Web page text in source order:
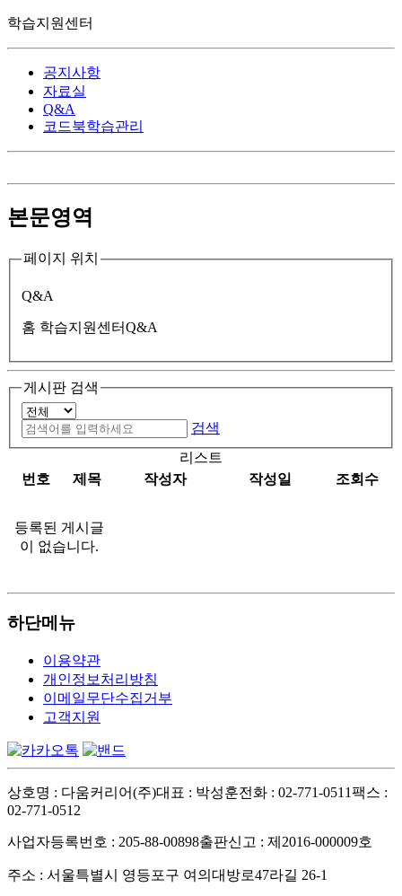
학습지원센터
공지사항
자료실
Q&A
코드북학습관리
본문영역
페이지 위치
Q&A
홈 학습지원센터Q&A
게시판 검색
검색
리스트
번호
제목 작성자 작성일 조회수
등록된 게시글
이 없습니다.
하단메뉴
이용약관
개인정보처리방침
이메일무단수집거부
고객지원
상호명 : 다움커리어(주)대표 : 박성훈전화 : 02-771-0511팩스 :
02-771-0512
사업자등록번호 : 205-88-00898출판신고 : 제2016-000009호
주소 : 서울특별시 영등포구 여의대방로47라길 26-1